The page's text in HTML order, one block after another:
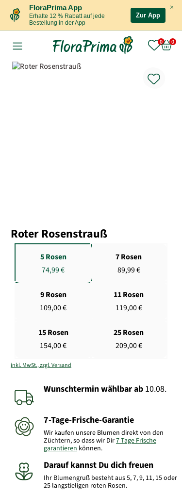
×
FloraPrima App
Erhalte 12 % Rabatt auf jede
Bestellung in der App
Zur App
Roter Rosenstrauß
5 Rosen
74,99 €
7 Rosen
89,99 €
9 Rosen
109,00 €
11 Rosen
119,00 €
15 Rosen
154,00 €
25 Rosen
209,00 €
inkl. MwSt., zzgl. Versand
Wunschtermin wählbarab 10.08.
7-Tage-Frische-Garantie
Wir kaufen unsere Blumen direkt von den
Züchtern, so dass wir Dir7 Tage Frische
garantieren können.
Darauf kannst Du dich freuen
Ihr Blumengruß besteht aus 5, 7, 9, 11, 15 oder
25 langstieligen roten Rosen.